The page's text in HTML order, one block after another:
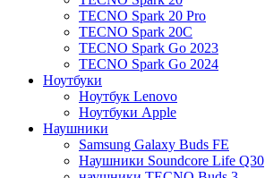
TECNO Spark 20 Pro
TECNO Spark 20C
TECNO Spark Go 2023
TECNO Spark Go 2024
Ноутбуки
Ноутбук Lenovo
Ноутбуки Apple
Наушники
Samsung Galaxy Buds FE
Наушники Soundcore Life Q30